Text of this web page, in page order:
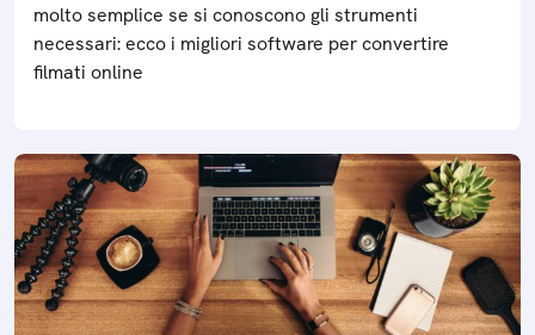
molto semplice se si conoscono gli strumenti
necessari: ecco i migliori software per convertire
filmati online